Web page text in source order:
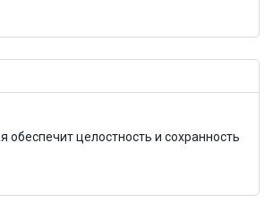
обеспечит целостность и сохранность